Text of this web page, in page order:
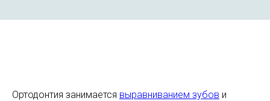
Ортодонтия занимается выравниванием зубов и